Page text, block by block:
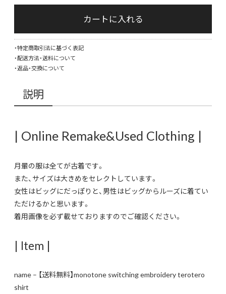
【送
料】
個
カートに入れる
・特定商取引法に基づく表記
・配送方法・送料について
・返品・交換について
説明
| Online Remake&Used Clothing |
月暈の服は全てが古着です。
また、サイズは大きめをセレクトしています。
女性はビッグにだっぽりと、男性はビッグからルーズに着てい
ただけるかと思います。
着用画像を必ず載せておりますのでご確認ください。
| Item |
name – 【送料無料】monotone switching embroidery terotero
shirt